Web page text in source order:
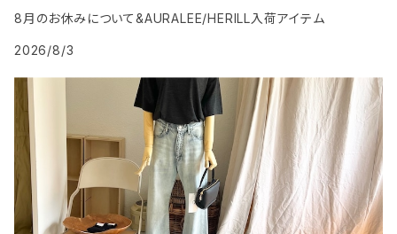
8月のお休みについて&AURALEE/HERILL入荷アイテム
2026/8/3